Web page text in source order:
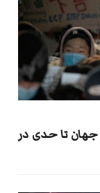
۹۰ درصد مردم جهان تا حدی در